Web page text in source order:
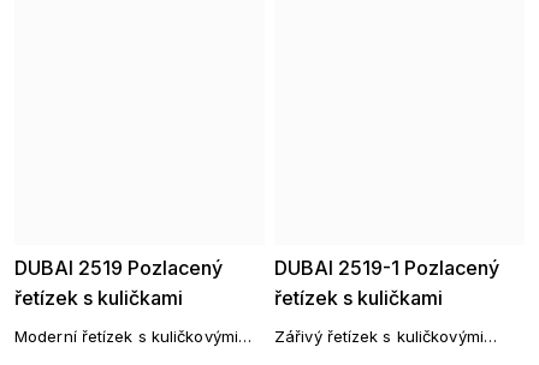
DUBAI 2519 Pozlacený
řetízek s kuličkami
Moderní řetízek s kuličkovými
DUBAI 2519-1 Pozlacený
řetízek s kuličkami
Zářivý řetízek s kuličkovými